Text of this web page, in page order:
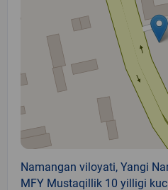
Namangan viloyati, Yangi
MFY Mustaqillik 10 yilligi